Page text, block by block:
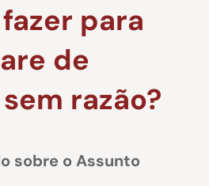
para
de
razão?
sobre o Assunto